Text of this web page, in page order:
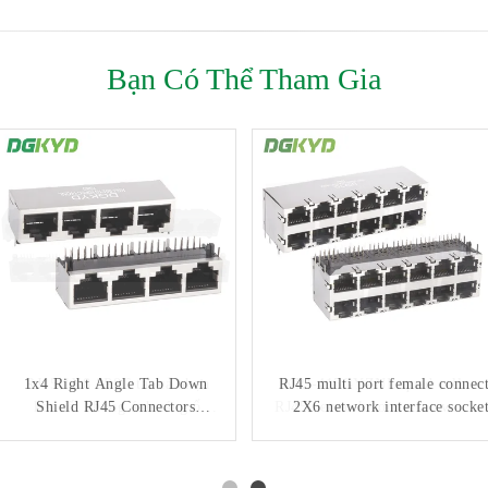
Bạn Có Thể Tham Gia
RJ45 1X8 8P8C tất cả nhựa
kết nối không ánh sáng ổ
KRJ-415GYZNL quad cell
RJ45 network connector with
1x4 Right Angle Tab Down
Shield RJ45 Connectors
RJ45 multi port female
2X6 network interface socket